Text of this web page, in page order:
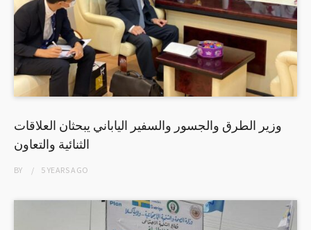
وزير الطرق والجسور والسفير الياباني يبحثان العلاقات
الثنائية والتعاون
BY 5 YEARSAGO